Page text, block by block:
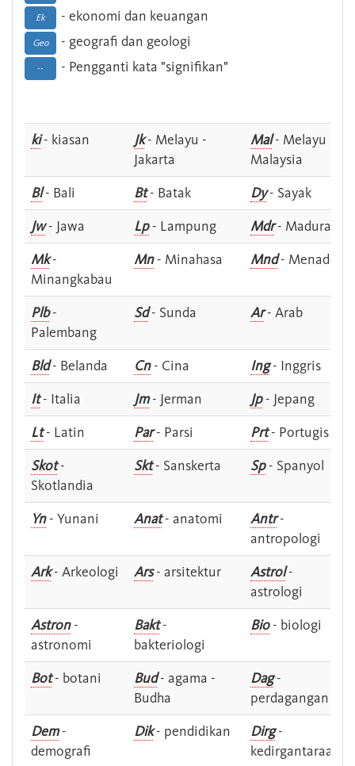
Ek - ekonomi dan keuangan
Geo - geografi dan geologi
-- - Pengganti kata "signifikan"
ki- kiasan Jk- Melayu -
Jakarta
Mal- Melayu -
Malaysia
Bl- Bali Bt- Batak Dy- Sayak
Jw- Jawa Lp- Lampung Mdr- Madura
Mk-
Minangkabau
Mn- Minahasa Mnd- Menado
Plb-
Palembang
Sd- Sunda Ar- Arab
Bld- Belanda Cn- Cina Ing- Inggris
It- Italia Jm- Jerman Jp- Jepang
Lt- Latin Par- Parsi Prt- Portugis
Skot-
Skotlandia
Skt- Sanskerta Sp- Spanyol
Yn- Yunani Anat- anatomi Antr-
antropologi
Ark- Arkeologi Ars- arsitektur Astrol-
astrologi
Astron-
astronomi
Bakt-
bakteriologi
Bio- biologi
Bot- botani Bud- agama -
Budha
Dag-
perdagangan
Dem-
demografi
Dik- pendidikan Dirg-
kedirgantaraan